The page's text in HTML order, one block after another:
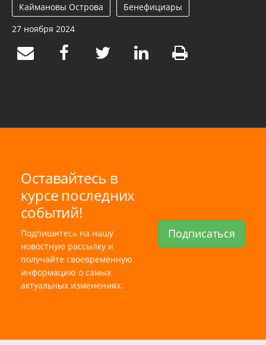
Каймановы Острова
Бенефициары
27 ноября 2024
Оставайтесь в
курсе последних
событий!
Подпишитесь на нашу
новостную рассылку и
получайте своевременную
информацию о самых
актуальных изменениях.
Подписаться